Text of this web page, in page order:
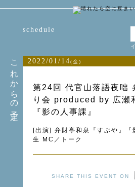
これからの予定
schedule
2022/01/14(金)
第24回 代官山落語夜咄
り会 produced by 広瀬
『影の人事課』
[出演] 弁財亭和泉『すぶや』『
生 MC／トーク
SHARE THIS EVENT ON